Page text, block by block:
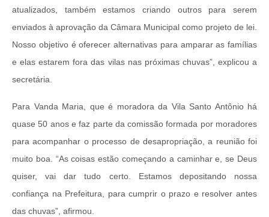
atualizados, também estamos criando outros para serem
enviados à aprovação da Câmara Municipal como projeto de lei.
Nosso objetivo é oferecer alternativas para amparar as famílias
e elas estarem fora das vilas nas próximas chuvas”, explicou a
secretária.
Para Vanda Maria, que é moradora da Vila Santo Antônio há
quase 50 anos e faz parte da comissão formada por moradores
para acompanhar o processo de desapropriação, a reunião foi
muito boa. “As coisas estão começando a caminhar e, se Deus
quiser, vai dar tudo certo. Estamos depositando nossa
confiança na Prefeitura, para cumprir o prazo e resolver antes
das chuvas”, afirmou.